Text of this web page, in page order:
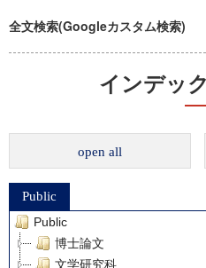
全文検索(Googleカスタム検索)
インデッ
open all
Public
Public
博士論文
文学研究科